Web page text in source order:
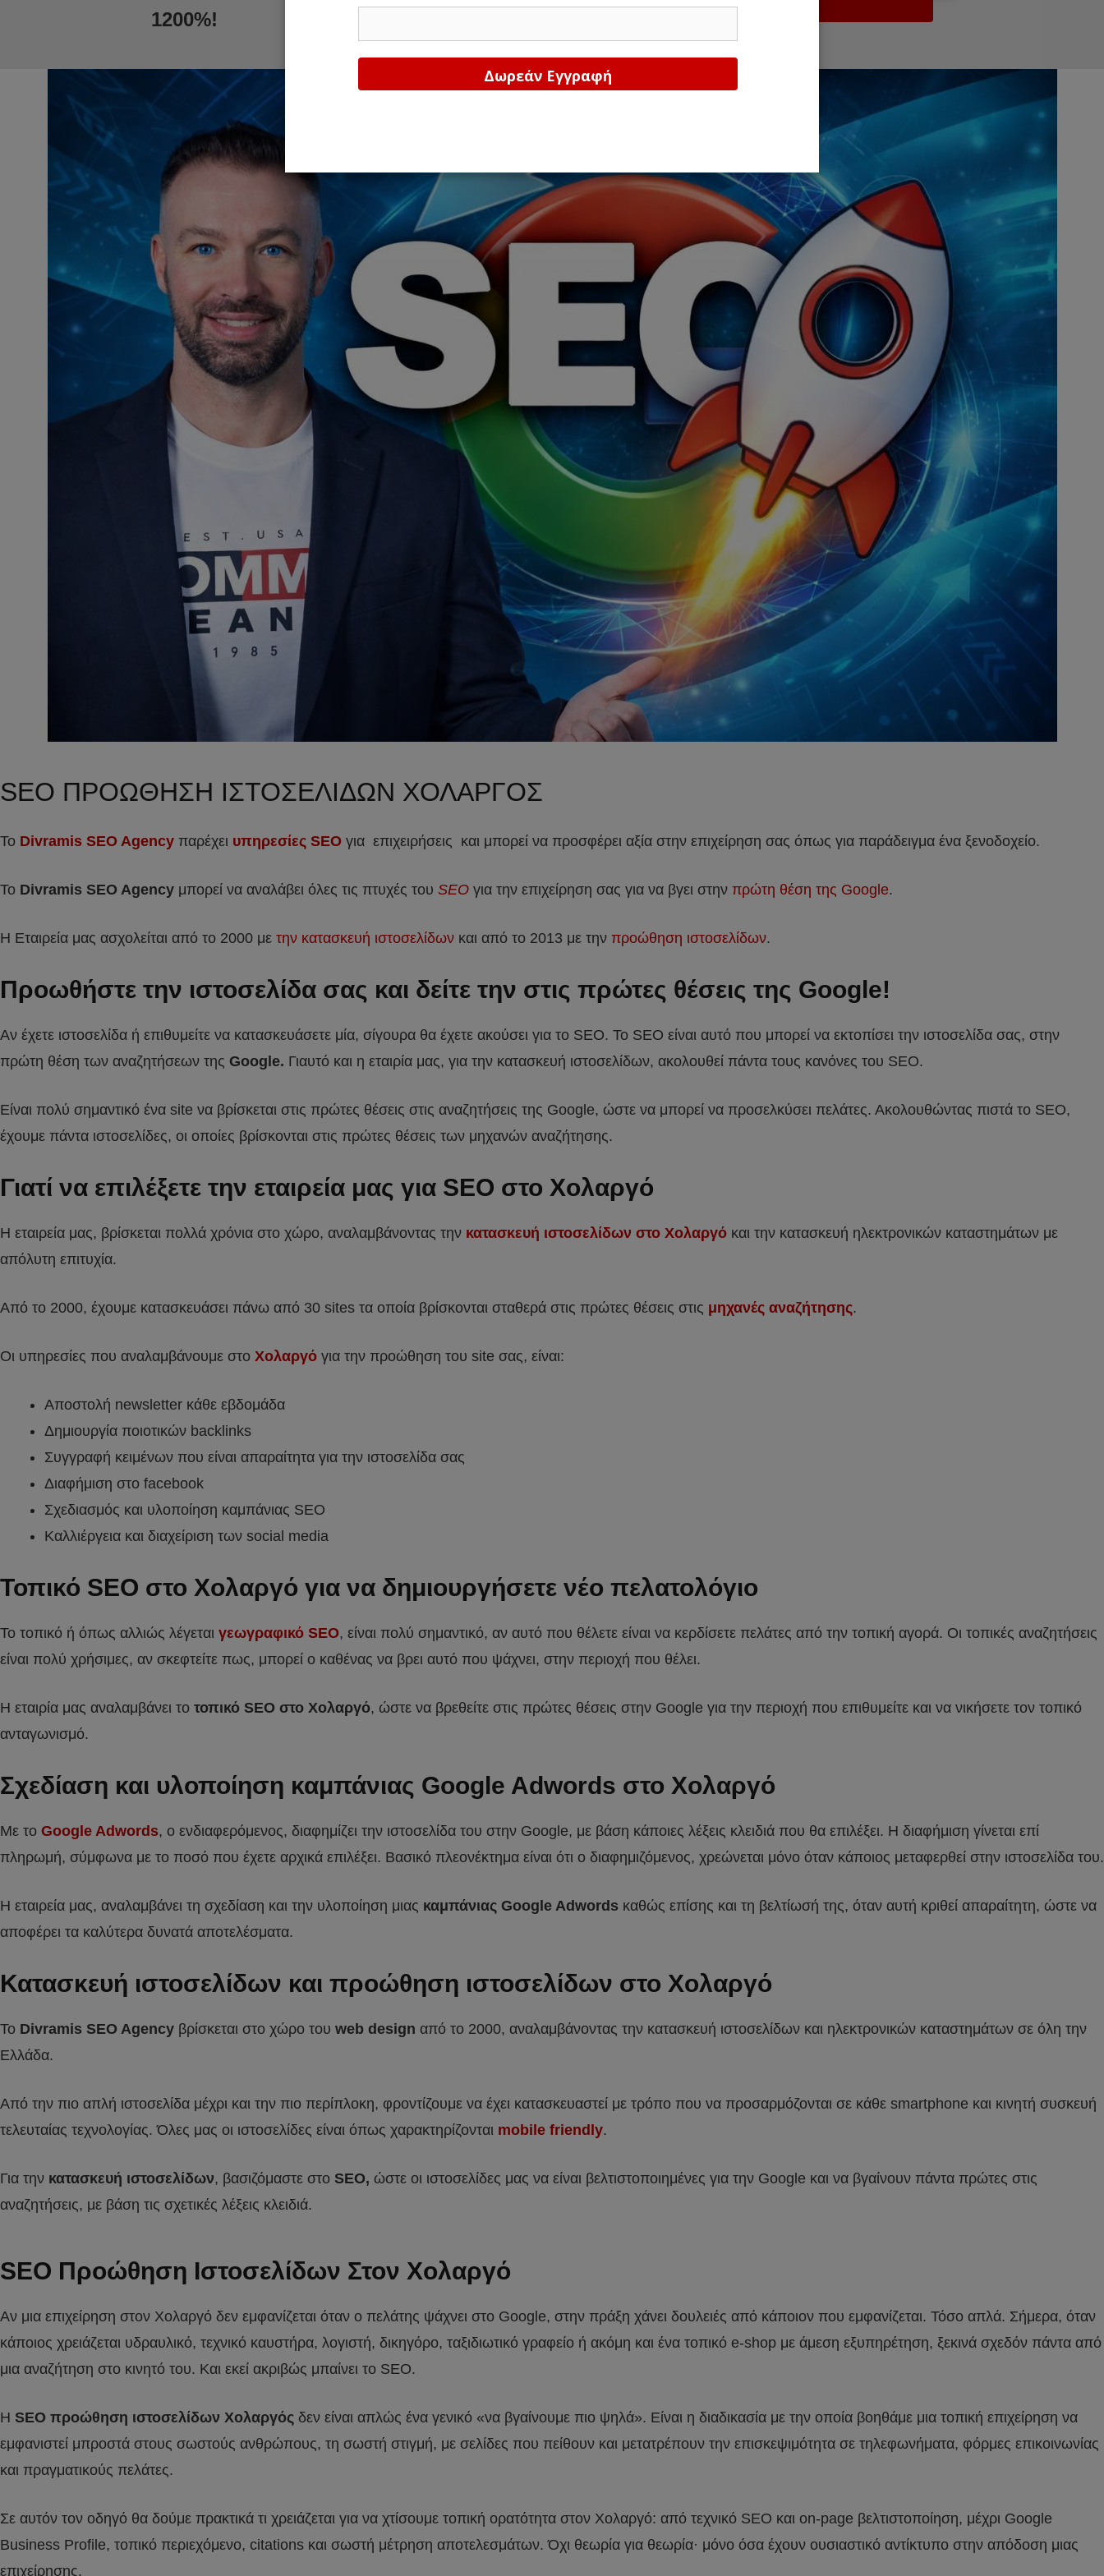
1200%!
SEO ΠΡΟΩΘΗΣΗ ΙΣΤΟΣΕΛΙΔΩΝ ΧΟΛΑΡΓΟΣ
Το Divramis SEO Agency παρέχει υπηρεσίες SEO για επιχειρήσεις και μπορεί να προσφέρει αξία στην επιχείρηση σας όπως για παράδειγμα ένα ξενοδοχείο.
Το Divramis SEO Agency μπορεί να αναλάβει όλες τις πτυχές του SEO για την επιχείρηση σας για να βγει στην πρώτη θέση της Google.
Η Εταιρεία μας ασχολείται από το 2000 με την κατασκευή ιστοσελίδων και από το 2013 με την προώθηση ιστοσελίδων.
Προωθήστε την ιστοσελίδα σας και δείτε την στις πρώτες θέσεις της Google!
Αν έχετε ιστοσελίδα ή επιθυμείτε να κατασκευάσετε μία, σίγουρα θα έχετε ακούσει για το SEO. To SEO είναι αυτό που μπορεί να εκτοπίσει την ιστοσελίδα σας, στην
πρώτη θέση των αναζητήσεων της Google. Γιαυτό και η εταιρία μας, για την κατασκευή ιστοσελίδων, ακολουθεί πάντα τους κανόνες του SEO.
Είναι πολύ σημαντικό ένα site να βρίσκεται στις πρώτες θέσεις στις αναζητήσεις της Google, ώστε να μπορεί να προσελκύσει πελάτες. Ακολουθώντας πιστά το SEO,
έχουμε πάντα ιστοσελίδες, οι οποίες βρίσκονται στις πρώτες θέσεις των μηχανών αναζήτησης.
Γιατί να επιλέξετε την εταιρεία μας για SEO στο Χολαργό
Η εταιρεία μας, βρίσκεται πολλά χρόνια στο χώρο, αναλαμβάνοντας την κατασκευή ιστοσελίδων στο Χολαργό και την κατασκευή ηλεκτρονικών καταστημάτων με
απόλυτη επιτυχία.
Από το 2000, έχουμε κατασκευάσει πάνω από 30 sites τα οποία βρίσκονται σταθερά στις πρώτες θέσεις στις μηχανές αναζήτησης.
Οι υπηρεσίες που αναλαμβάνουμε στο Χολαργό για την προώθηση του site σας, είναι:
Αποστολή newsletter κάθε εβδομάδα
Δημιουργία ποιοτικών backlinks
Συγγραφή κειμένων που είναι απαραίτητα για την ιστοσελίδα σας
Διαφήμιση στο facebook
Σχεδιασμός και υλοποίηση καμπάνιας SEO
Καλλιέργεια και διαχείριση των social media
Τοπικό SEO στο Χολαργό για να δημιουργήσετε νέο πελατολόγιο
Το τοπικό ή όπως αλλιώς λέγεται γεωγραφικό SEO, είναι πολύ σημαντικό, αν αυτό που θέλετε είναι να κερδίσετε πελάτες από την τοπική αγορά. Οι τοπικές αναζητήσεις
είναι πολύ χρήσιμες, αν σκεφτείτε πως, μπορεί ο καθένας να βρει αυτό που ψάχνει, στην περιοχή που θέλει.
Η εταιρία μας αναλαμβάνει το τοπικό SEO στο Χολαργό, ώστε να βρεθείτε στις πρώτες θέσεις στην Google για την περιοχή που επιθυμείτε και να νικήσετε τον τοπικό
ανταγωνισμό.
Σχεδίαση και υλοποίηση καμπάνιας Google Adwords στο Χολαργό
Με το Google Adwords, o ενδιαφερόμενος, διαφημίζει την ιστοσελίδα του στην Google, με βάση κάποιες λέξεις κλειδιά που θα επιλέξει. Η διαφήμιση γίνεται επί
πληρωμή, σύμφωνα με το ποσό που έχετε αρχικά επιλέξει. Βασικό πλεονέκτημα είναι ότι ο διαφημιζόμενος, χρεώνεται μόνο όταν κάποιος μεταφερθεί στην ιστοσελίδα του.
Η εταιρεία μας, αναλαμβάνει τη σχεδίαση και την υλοποίηση μιας καμπάνιας Google Adwords καθώς επίσης και τη βελτίωσή της, όταν αυτή κριθεί απαραίτητη, ώστε να
αποφέρει τα καλύτερα δυνατά αποτελέσματα.
Κατασκευή ιστοσελίδων και προώθηση ιστοσελίδων στο Χολαργό
Το Divramis SEO Agency βρίσκεται στο χώρο του web design από το 2000, αναλαμβάνοντας την κατασκευή ιστοσελίδων και ηλεκτρονικών καταστημάτων σε όλη την
Ελλάδα.
Από την πιο απλή ιστοσελίδα μέχρι και την πιο περίπλοκη, φροντίζουμε να έχει κατασκευαστεί με τρόπο που να προσαρμόζονται σε κάθε smartphone και κινητή συσκευή
τελευταίας τεχνολογίας. Όλες μας οι ιστοσελίδες είναι όπως χαρακτηρίζονται mobile friendly.
Για την κατασκευή ιστοσελίδων, βασιζόμαστε στο SEO, ώστε οι ιστοσελίδες μας να είναι βελτιστοποιημένες για την Google και να βγαίνουν πάντα πρώτες στις
αναζητήσεις, με βάση τις σχετικές λέξεις κλειδιά.
SEO Προώθηση Ιστοσελίδων Στον Χολαργό
Αν μια επιχείρηση στον Χολαργό δεν εμφανίζεται όταν ο πελάτης ψάχνει στο Google, στην πράξη χάνει δουλειές από κάποιον που εμφανίζεται. Τόσο απλά. Σήμερα, όταν
κάποιος χρειάζεται υδραυλικό, τεχνικό καυστήρα, λογιστή, δικηγόρο, ταξιδιωτικό γραφείο ή ακόμη και ένα τοπικό e-shop με άμεση εξυπηρέτηση, ξεκινά σχεδόν πάντα από
μια αναζήτηση στο κινητό του. Και εκεί ακριβώς μπαίνει το SEO.
Η SEO προώθηση ιστοσελίδων Χολαργός δεν είναι απλώς ένα γενικό «να βγαίνουμε πιο ψηλά». Είναι η διαδικασία με την οποία βοηθάμε μια τοπική επιχείρηση να
εμφανιστεί μπροστά στους σωστούς ανθρώπους, τη σωστή στιγμή, με σελίδες που πείθουν και μετατρέπουν την επισκεψιμότητα σε τηλεφωνήματα, φόρμες επικοινωνίας
και πραγματικούς πελάτες.
Σε αυτόν τον οδηγό θα δούμε πρακτικά τι χρειάζεται για να χτίσουμε τοπική ορατότητα στον Χολαργό: από τεχνικό SEO και on-page βελτιστοποίηση, μέχρι Google
Business Profile, τοπικό περιεχόμενο, citations και σωστή μέτρηση αποτελεσμάτων. Όχι θεωρία για θεωρία· μόνο όσα έχουν ουσιαστικό αντίκτυπο στην απόδοση μιας
επιχείρησης.